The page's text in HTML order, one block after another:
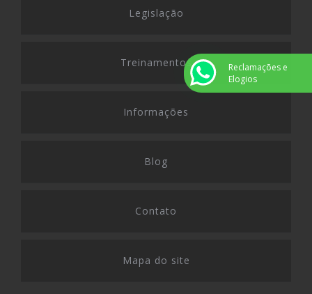
Legislação
Treinamentos
Informações
Blog
Contato
Mapa do site
Reclamações e
Elogios